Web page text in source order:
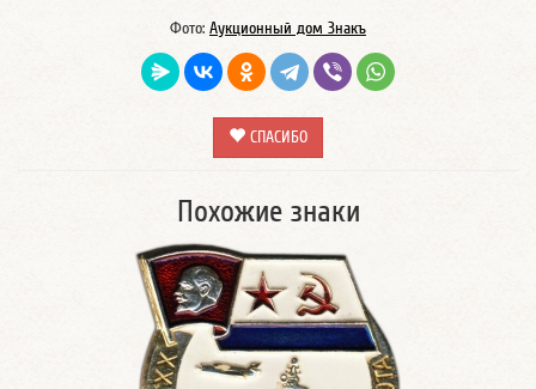
Фото: Аукционный дом Знакъ
СПАСИБО
Похожие знаки